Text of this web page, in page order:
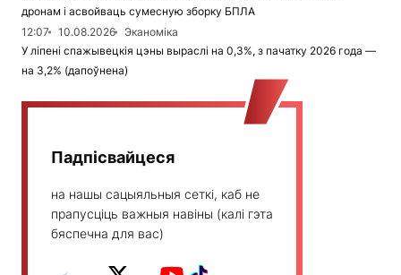
дронам і асвойваць сумесную зборку БПЛА
12:07
10.08.2026
Эканоміка
У ліпені спажывецкія цэны выраслі на 0,3%, з пачатку 2026 года —
на 3,2% (дапоўнена)
Падпісвайцеся
на нашы сацыяльныя сеткі, каб не
прапусціць важныя навіны (калі гэта
бяспечна для вас)